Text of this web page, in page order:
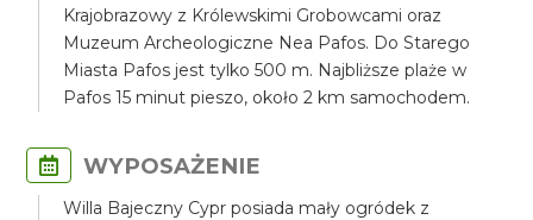
Krajobrazowy z Królewskimi Grobowcami oraz
Muzeum Archeologiczne Nea Pafos. Do Starego
Miasta Pafos jest tylko 500 m. Najbliższe plaże w
Pafos 15 minut pieszo, około 2 km samochodem.
WYPOSAŻENIE
Willa Bajeczny Cypr posiada mały ogródek z